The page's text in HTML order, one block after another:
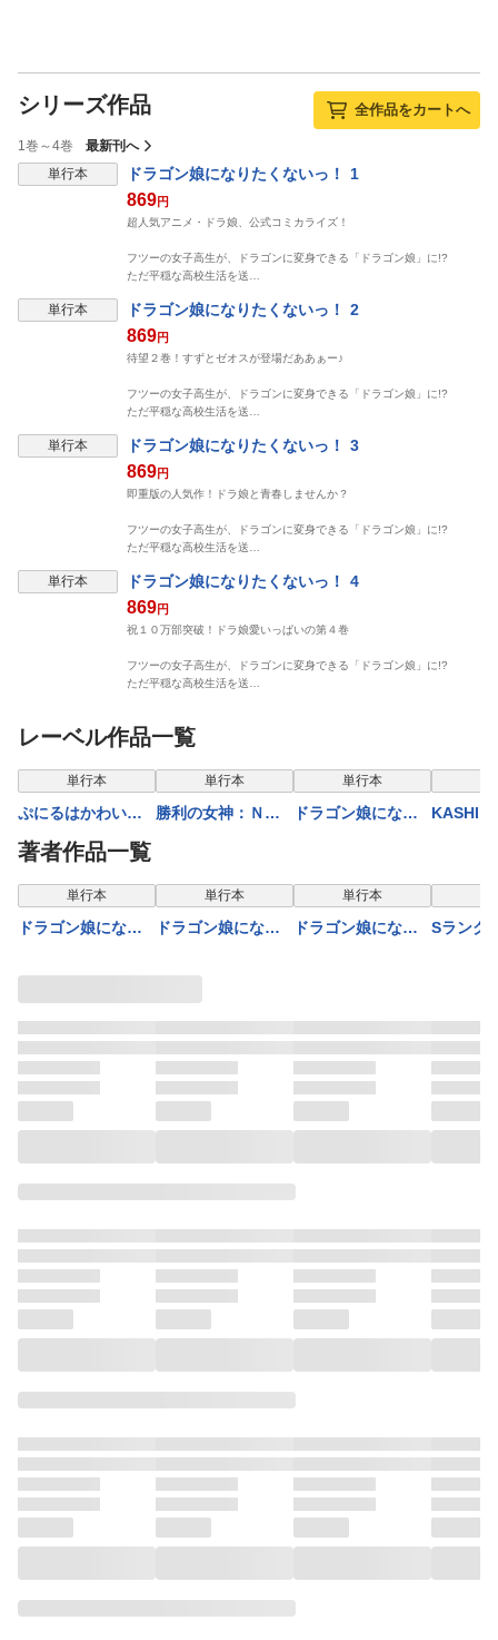
シリーズ作品 全作品をカートへ
1巻～4巻
最新刊へ
単行本
ドラゴン娘になりたくないっ！ 1
869円
超人気アニメ・ドラ娘、公式コミカライズ！
フツーの女子高生が、ドラゴンに変身できる「ドラゴン娘」に!?
ただ平穏な高校生活を送…
単行本 ドラゴン娘になりたくないっ！ 2
869円
待望２巻！すずとゼオスが登場だああぁー♪
フツーの女子高生が、ドラゴンに変身できる「ドラゴン娘」に!?
ただ平穏な高校生活を送…
単行本 ドラゴン娘になりたくないっ！ 3
869円
即重版の人気作！ドラ娘と青春しませんか？
フツーの女子高生が、ドラゴンに変身できる「ドラゴン娘」に!?
ただ平穏な高校生活を送…
単行本 ドラゴン娘になりたくないっ！ 4
869円
祝１０万部突破！ドラ娘愛いっぱいの第４巻
フツーの女子高生が、ドラゴンに変身できる「ドラゴン娘」に!?
ただ平穏な高校生活を送…
レーベル作品一覧
単行本
ぷにるはかわいい
スライム 11
単行本
勝利の女神：ＮＩ
単行本
ドラゴン娘になり
KASHI
著者作品一覧
単行本
ドラゴン娘になり
単行本
ドラゴン娘になり
単行本
ドラゴン娘になり
Sランク
固定の世
と仲間だ